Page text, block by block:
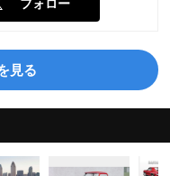
フォロー
見る